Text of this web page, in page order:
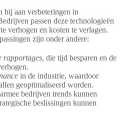
bij aan verbeteringen in
passen deze technologieën
verhogen en kosten te verlagen.
zijn onder andere:
rapportages, die tijd besparen en de
in de industrie, waardoor
geoptimaliseerd worden.
bedrijven trends kunnen
beslissingen kunnen